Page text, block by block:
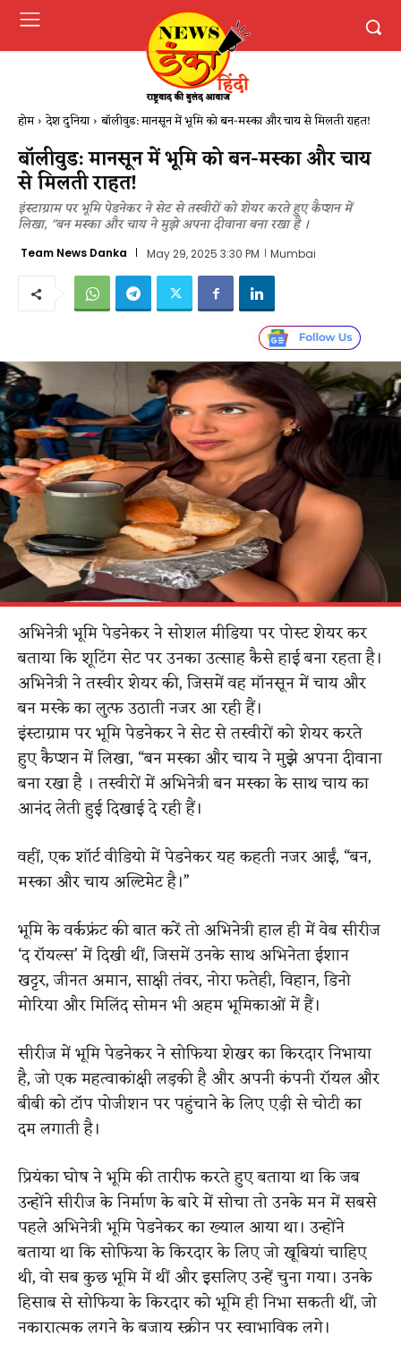
होम देश दुनिया बॉलीवुड: मानसून में भूमि को बन-मस्का और चाय से मिलती राहत!
बॉलीवुड: मानसून में भूमि को बन-मस्का और चाय
से मिलती राहत!
इंस्टाग्राम पर भूमि पेडनेकर ने सेट से तस्वीरों को शेयर करते हुए कैप्शन में
लिखा, "बन मस्का और चाय ने मुझे अपना दीवाना बना रखा है ।
Team News Danka May 29, 2025 3:30 PM Mumbai
अभिनेत्री भूमि पेडनेकर ने सोशल मीडिया पर पोस्ट शेयर कर
बताया कि शूटिंग सेट पर उनका उत्साह कैसे हाई बना रहता है।
अभिनेत्री ने तस्वीर शेयर की, जिसमें वह मॉनसून में चाय और
बन मस्के का लुत्फ उठाती नजर आ रही हैं।
इंस्टाग्राम पर भूमि पेडनेकर ने सेट से तस्वीरों को शेयर करते
हुए कैप्शन में लिखा, “बन मस्का और चाय ने मुझे अपना दीवाना
बना रखा है । तस्वीरों में अभिनेत्री बन मस्का के साथ चाय का
आनंद लेती हुई दिखाई दे रही हैं।
वहीं, एक शॉर्ट वीडियो में पेडनेकर यह कहती नजर आईं, “बन,
मस्का और चाय अल्टिमेट है।”
भूमि के वर्कफ्रंट की बात करें तो अभिनेत्री हाल ही में वेब सीरीज
‘द रॉयल्स’ में दिखी थीं, जिसमें उनके साथ अभिनेता ईशान
खट्टर, जीनत अमान, साक्षी तंवर, नोरा फतेही, विहान, डिनो
मोरिया और मिलिंद सोमन भी अहम भूमिकाओं में हैं।
सीरीज में भूमि पेडनेकर ने सोफिया शेखर का किरदार निभाया
है, जो एक महत्वाकांक्षी लड़की है और अपनी कंपनी रॉयल और
बीबी को टॉप पोजीशन पर पहुंचाने के लिए एड़ी से चोटी का
दम लगाती है।
प्रियंका घोष ने भूमि की तारीफ करते हुए बताया था कि जब
उन्होंने सीरीज के निर्माण के बारे में सोचा तो उनके मन में सबसे
पहले अभिनेत्री भूमि पेडनेकर का ख्याल आया था। उन्होंने
बताया था कि सोफिया के किरदार के लिए जो खूबियां चाहिए
थी, वो सब कुछ भूमि में थीं और इसलिए उन्हें चुना गया। उनके
हिसाब से सोफिया के किरदार को भूमि ही निभा सकती थीं, जो
नकारात्मक लगने के बजाय स्क्रीन पर स्वाभाविक लगे।